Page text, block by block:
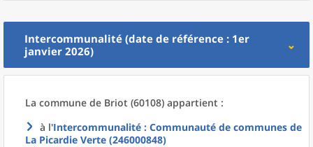
Intercommunalité (date de référence : 1er
janvier 2026)
La commune de Briot (60108) appartient :
à l'Intercommunalité : Communauté de communes de
La Picardie Verte (246000848)